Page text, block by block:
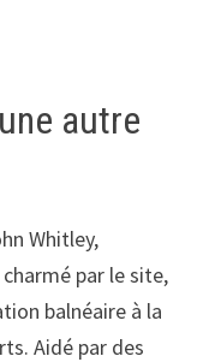
autre
Whitley,
par le site,
balnéaire à la
Aidé par des